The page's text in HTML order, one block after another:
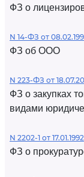
ФЗ о
N 14-ФЗ от
ФЗ об ООО
N 223-ФЗ от
ФЗ о закупках
видами
N 2202-1 от 17.01.1992
ФЗ о